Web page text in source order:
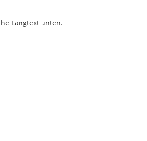
Langtext unten.